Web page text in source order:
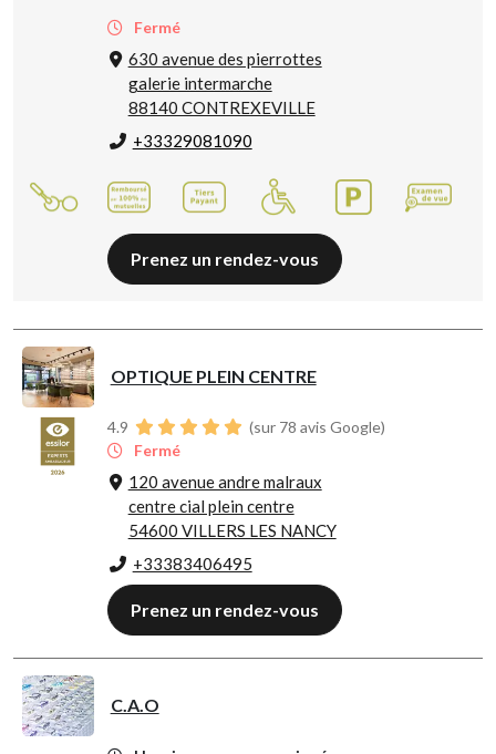
Fermé
630 avenue des pierrottes
galerie intermarche
88140 CONTREXEVILLE
+33329081090
Prenez un rendez-vous
OPTIQUE PLEIN CENTRE
4.9
(sur 78 avis Google)
Fermé
120 avenue andre malraux
centre cial plein centre
54600 VILLERS LES NANCY
+33383406495
Prenez un rendez-vous
C.A.O